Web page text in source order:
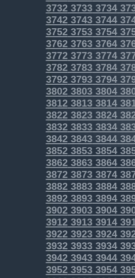
373237333734
374237433744
375237533754
376237633764
377237733774
378237833784
379237933794
380238033804
381238133814
382238233824
383238333834
384238433844
385238533854
386238633864
387238733874
388238833884
389238933894
390239033904
391239133914
392239233924
393239333934
394239433944
395239533954